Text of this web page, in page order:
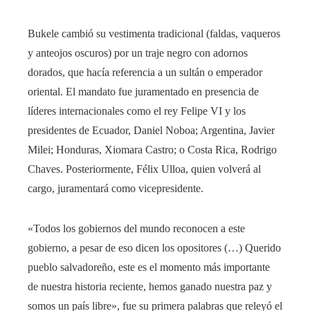
Bukele cambió su vestimenta tradicional (faldas, vaqueros
y anteojos oscuros) por un traje negro con adornos
dorados, que hacía referencia a un sultán o emperador
oriental. El mandato fue juramentado en presencia de
líderes internacionales como el rey Felipe VI y los
presidentes de Ecuador, Daniel Noboa; Argentina, Javier
Milei; Honduras, Xiomara Castro; o Costa Rica, Rodrigo
Chaves. Posteriormente, Félix Ulloa, quien volverá al
cargo, juramentará como vicepresidente.
«Todos los gobiernos del mundo reconocen a este
gobierno, a pesar de eso dicen los opositores (…) Querido
pueblo salvadoreño, este es el momento más importante
de nuestra historia reciente, hemos ganado nuestra paz y
somos un país libre», fue su primera palabras que releyó el